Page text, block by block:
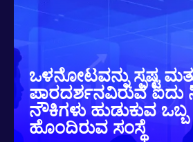
ಒಳನೋಟವನ್ನು ಸ್ಪಷ್ಟ
ಪಾರದರ್ಶನವಿರುವ ಐದು
ನೌಕಿಗಳು ಹುಡುಕುವ ಒಬ್ಬ
ಹೊಂದಿರುವ ಸಂಸ್ಥೆ